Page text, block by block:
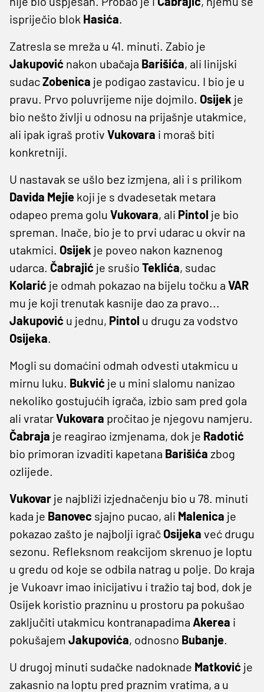
ispriječio blok Hasića.
Zatresla se mreža u 41. minuti. Zabio je
Jakupović nakon ubačaja Barišića, ali linijski
sudacZobenica je podigao zastavicu. I bio je u
pravu. Prvo poluvrijeme nije dojmilo. Osijek je
bio nešto življi u odnosu na prijašnje utakmice,
ali ipak igraš protiv Vukovara i moraš biti
konkretniji.
U nastavak se ušlo bez izmjena, ali i s prilikom
Davida Mejie koji je s dvadesetak metara
odapeo prema golu Vukovara, ali Pintol je bio
spreman. Inače, bio je to prvi udarac u okvir na
utakmici. Osijek je poveo nakon kaznenog
udarca. Čabrajić je srušio Teklića, sudac
Kolarić je odmah pokazao na bijelu točku a VAR
mu je koji trenutak kasnije dao za pravo...
Jakupović u jednu, Pintol u drugu za vodstvo
Osijeka.
Mogli su domaćini odmah odvesti utakmicu u
mirnu luku. Bukvić je u mini slalomu nanizao
nekoliko gostujućih igrača, izbio sam pred gola
ali vratarVukovara pročitao je njegovu namjeru.
Čabraja je reagirao izmjenama, dok je Radotić
bio primoran izvaditi kapetana Barišića zbog
ozlijede.
Vukovar je najbliži izjednačenju bio u 78. minuti
kada je Banovec sjajno pucao, ali Malenica je
pokazao zašto je najbolji igrač Osijeka već drugu
sezonu. Refleksnom reakcijom skrenuo je loptu
u gredu od koje se odbila natrag u polje. Do kraja
je Vukoavr imao inicijativu i tražio taj bod, dok je
Osijek koristio prazninu u prostoru pa pokušao
zaključiti utakmicu kontranapadima Akerea i
pokušajem Jakupovića, odnosno Bubanje.
U drugoj minuti sudačke nadoknade Matković je
zakasnio na loptu pred praznim vratima, a u